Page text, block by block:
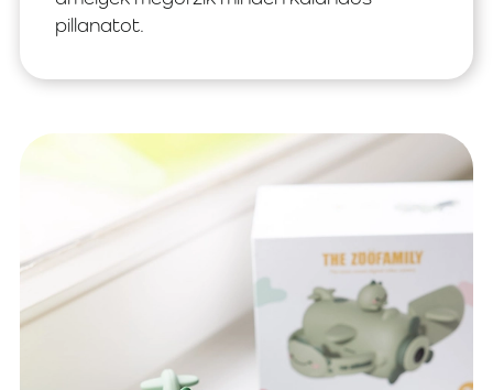
pillanatot.